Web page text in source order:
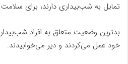
تمایل به شب‌بیداری دارند، برای
بدترین وضعیت متعلق به افراد
خود عمل می‌کردند و دیر می‌خوابیدند.